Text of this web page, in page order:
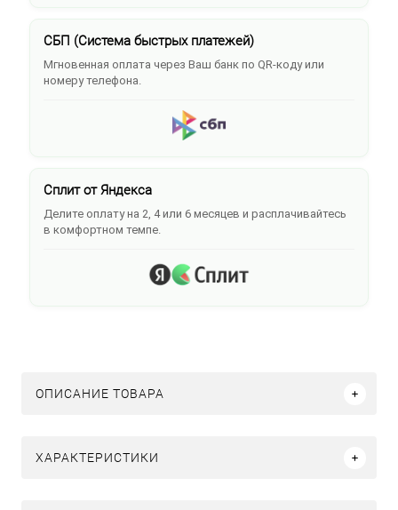
СБП (Система быстрых платежей)
Мгновенная оплата через Ваш банк по QR-коду или
номеру телефона.
Сплит от Яндекса
Делите оплату на 2, 4 или 6 месяцев и расплачивайтесь
в комфортном темпе.
ОПИСАНИЕ ТОВАРА
ХАРАКТЕРИСТИКИ